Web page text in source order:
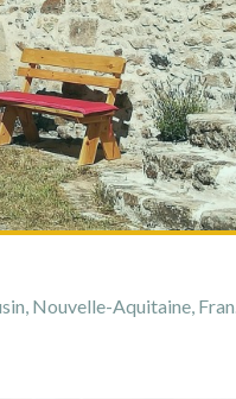
Nouvelle-Aquitaine, France